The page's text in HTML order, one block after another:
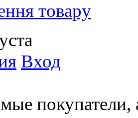
товару
Вход
покупатели,